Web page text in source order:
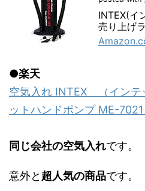
INTEX(イ
売り上げ
●楽天
空気入れ INTEX （インテ
ットハンドポンプ ME-
同じ会社の空気入れです。
意外と 超人気の商品です。